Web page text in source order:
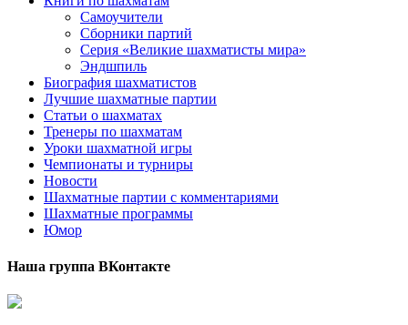
Самоучители
Сборники партий
Серия «Великие шахматисты мира»
Эндшпиль
Биография шахматистов
Лучшие шахматные партии
Статьи о шахматах
Тренеры по шахматам
Уроки шахматной игры
Чемпионаты и турниры
Новости
Шахматные партии с комментариями
Шахматные программы
Юмор
Наша группа ВКонтакте